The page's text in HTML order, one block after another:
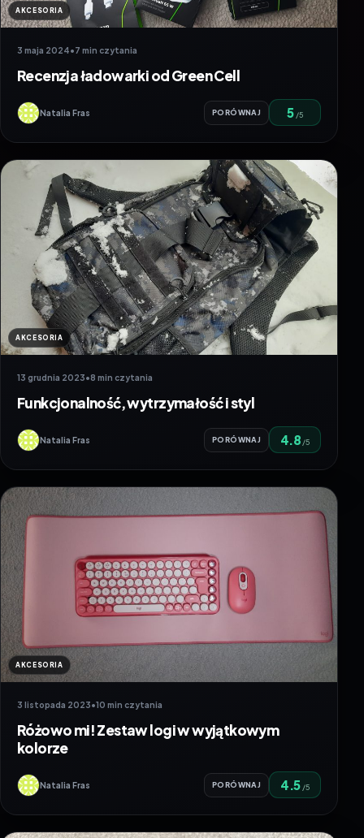
AKCESORIA
3 maja 2024•7 min czytania
Recenzja ładowarki od Green Cell
Natalia Fras PORÓWNAJ 5 /5
AKCESORIA
13 grudnia 2023•8 min czytania
Funkcjonalność, wytrzymałość i styl
Natalia Fras PORÓWNAJ 4.8 /5
AKCESORIA
3 listopada 2023•10 min czytania
Różowo mi! Zestaw logi w wyjątkowym
kolorze
Natalia Fras PORÓWNAJ 4.5 /5